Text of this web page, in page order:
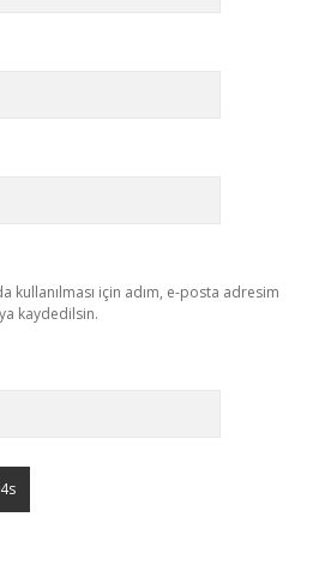
kullanılması için adım, e-posta adresim
kaydedilsin.